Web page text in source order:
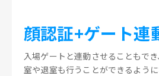
顔認証+ゲート連
入場ゲートと連動させることもで
室や退室も行うことができるように